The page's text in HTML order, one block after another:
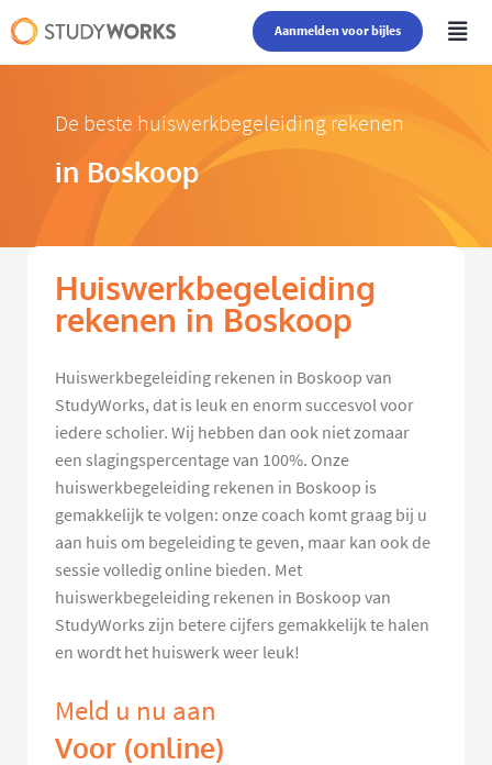
Aanmelden voor bijles
De beste huiswerkbegeleiding rekenen
in Boskoop
Huiswerkbegeleiding
rekenen in Boskoop
Huiswerkbegeleiding rekenen in Boskoop van
StudyWorks, dat is leuk en enorm succesvol voor
iedere scholier. Wij hebben dan ook niet zomaar
een slagingspercentage van 100%. Onze
huiswerkbegeleiding rekenen in Boskoop is
gemakkelijk te volgen: onze coach komt graag bij u
aan huis om begeleiding te geven, maar kan ook de
sessie volledig online bieden. Met
huiswerkbegeleiding rekenen in Boskoop van
StudyWorks zijn betere cijfers gemakkelijk te halen
en wordt het huiswerk weer leuk!
Meld u nu aan
Voor (online)